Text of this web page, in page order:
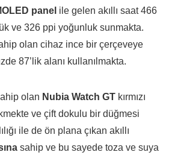
panel ile gelen akıllı saat 466
ve 326 ppi yoğunluk sunmakta.
olan cihaz ince bir çerçeveye
87’lik alanı kullanılmakta.
olan Nubia Watch GT kırmızı
ve çift dokulu bir düğmesi
ile de ön plana çıkan akıllı
sahip ve bu sayede toza ve suya